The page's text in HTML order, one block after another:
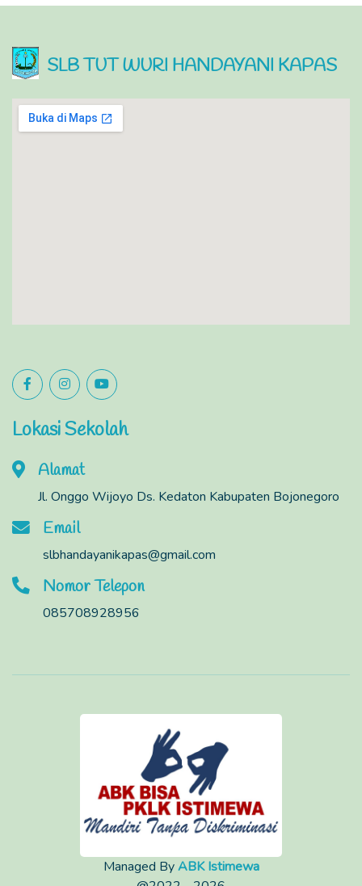
SLB TUT WURI HANDAYANI KAPAS
Lokasi Sekolah
Alamat
Jl. Onggo Wijoyo Ds. Kedaton Kabupaten Bojonegoro
Email
slbhandayanikapas@gmail.com
Nomor Telepon
085708928956
Managed ByABK Istimewa